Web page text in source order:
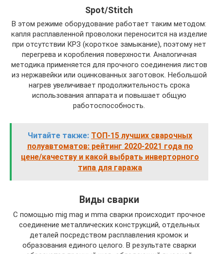
Spot/Stitch
В этом режиме оборудование работает таким методом:
капля расплавленной проволоки переносится на изделие
при отсутствии КРЗ (короткое замыкание), поэтому нет
перегрева и коробления поверхности. Аналогичная
методика применяется для прочного соединения листов
из нержавейки или оцинкованных заготовок. Небольшой
нагрев увеличивает продолжительность срока
использования аппарата и повышает общую
работоспособность.
Читайте также: ТОП-15 лучших сварочных
полуавтоматов: рейтинг 2020-2021 года по
цене/качеству и какой выбрать инверторного
типа для гаража
Виды сварки
С помощью mig mag и mma сварки происходит прочное
соединение металлических конструкций, отдельных
деталей посредством расплавления кромок и
образования единого целого. В результате сварки